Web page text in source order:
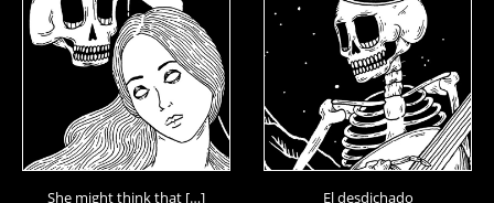
She might think that […] El desdichado